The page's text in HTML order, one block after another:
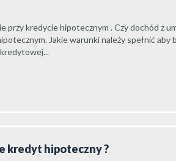
przy kredycie hipotecznym . Czy dochód z
Jakie warunki należy spełnić aby
kredyt hipoteczny ?